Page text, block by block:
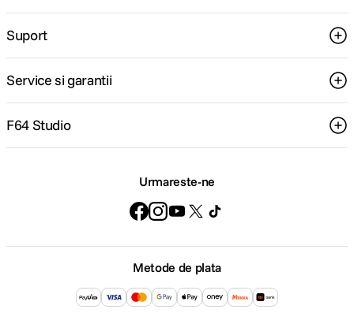
Suport
Service si garantii
F64 Studio
Urmareste-ne
Metode de plata